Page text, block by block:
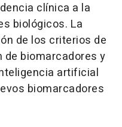
clínica a la
biológicos. La
de los criterios de
biomarcadores y
artificial
biomarcadores